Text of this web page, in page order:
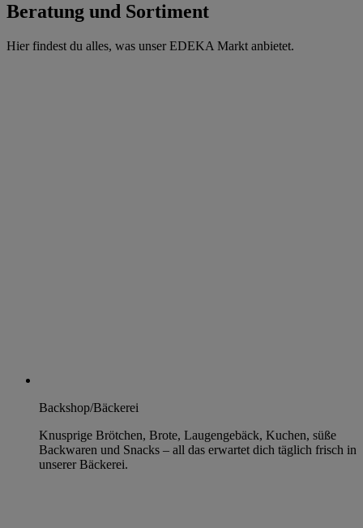
Beratung und Sortiment
Hier findest du alles, was unser EDEKA Markt anbietet.
Backshop/Bäckerei
Knusprige Brötchen, Brote, Laugengebäck, Kuchen, süße
Backwaren und Snacks – all das erwartet dich täglich frisch in
unserer Bäckerei.